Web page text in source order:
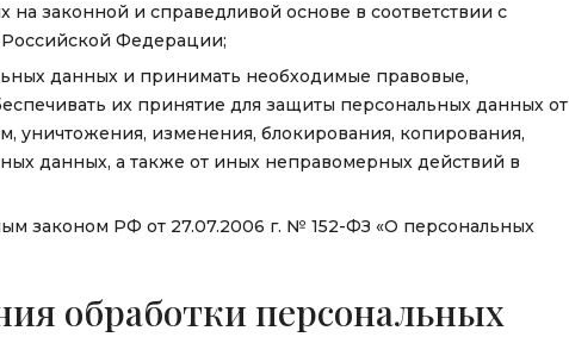
на законной и справедливой основе в соответствии с
Российской Федерации;
данных и принимать необходимые правовые,
их принятие для защиты персональных данных от
уничтожения, изменения, блокирования, копирования,
данных, а также от иных неправомерных действий в
законом РФ от 27.07.2006 г. № 152-ФЗ «О персональных
обработки персональных